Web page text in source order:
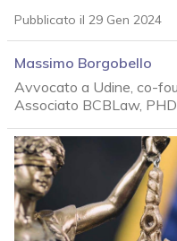
Pubblicato il 29 Gen 2024
Massimo Borgobello
Avvocato a Udine, co-
Associato BCBLaw,